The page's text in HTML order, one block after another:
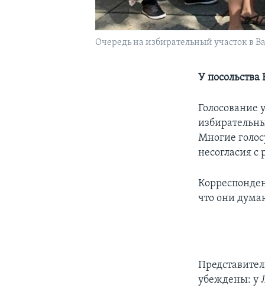
Очередь на избирательный участок в
У
Многие
несогласия
что они
убеждены: у